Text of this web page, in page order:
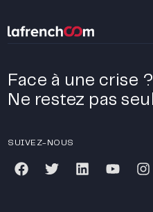
Face à une crise ?
Ne restez pas seul
SUIVEZ-NOUS